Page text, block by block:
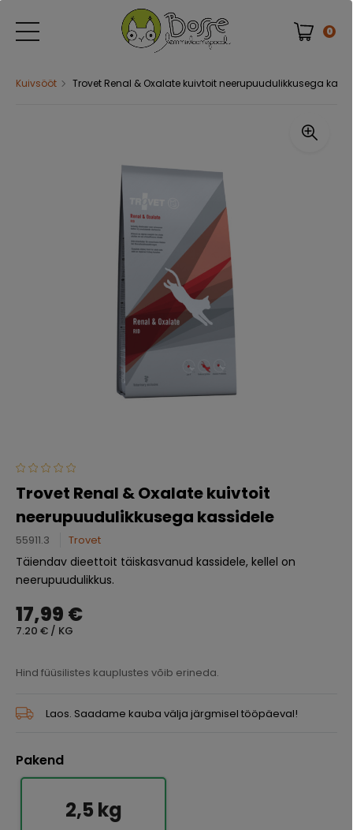
0
Kuivsööt Trovet Renal & Oxalate kuivtoit neerupuudulikkusega
Trovet Renal & Oxalate kuivtoit
neerupuudulikkusega kassidele
55911.3 Trovet
Täiendav dieettoit täiskasvanud kassidele, kellel on
neerupuudulikkus.
17,99 €
7.20 € / KG
Hind füüsilistes kauplustes võib erineda.
Laos. Saadame kauba välja järgmisel tööpäeval!
Pakend
2,5 kg